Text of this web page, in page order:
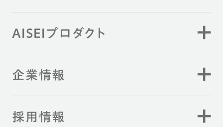
AISEIプロダクト
企業情報
採用情報